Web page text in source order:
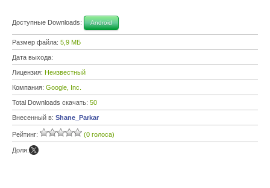
Доступные Downloads: Android
Размер файла: 5,9 МБ
Дата выхода:
Лицензия: Неизвестный
Компания: Google, Inc.
Total Downloads скачать: 50
Внесенный в: Shane_Parkar
Рейтинг: (0 голоса)
Доля: